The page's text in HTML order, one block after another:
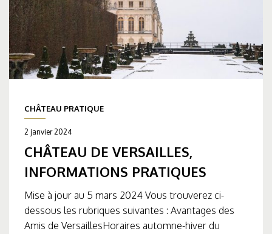
CHÂTEAU PRATIQUE
2 janvier 2024
CHÂTEAU DE VERSAILLES,
INFORMATIONS PRATIQUES
Mise à jour au 5 mars 2024 Vous trouverez ci-
dessous les rubriques suivantes : Avantages des
Amis de VersaillesHoraires automne-hiver du